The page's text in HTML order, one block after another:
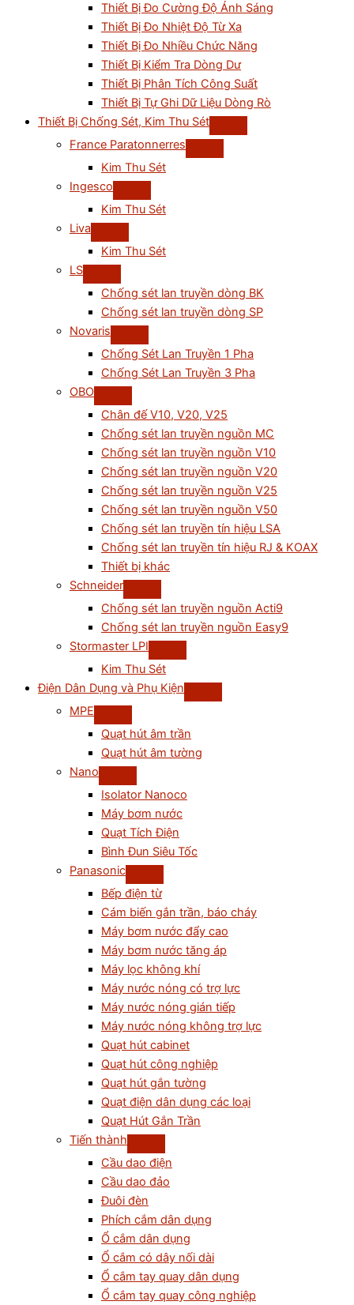
Thiết Bị Đo Cường Độ Ánh Sáng
Thiết Bị Đo Nhiệt Độ Từ Xa
Thiết Bị Đo Nhiều Chức Năng
Thiết Bị Kiểm Tra Dòng Dư
Thiết Bị Phân Tích Công Suất
Thiết Bị Tự Ghi Dữ Liệu Dòng Rò
Thiết Bị Chống Sét, Kim Thu Sét
France Paratonnerres
Kim Thu Sét
Ingesco
Kim Thu Sét
Liva
Kim Thu Sét
LS
Chống sét lan truyền dòng BK
Chống sét lan truyền dòng SP
Novaris
Chống Sét Lan Truyền 1 Pha
Chống Sét Lan Truyền 3 Pha
OBO
Chân đế V10, V20, V25
Chống sét lan truyền nguồn MC
Chống sét lan truyền nguồn V10
Chống sét lan truyền nguồn V20
Chống sét lan truyền nguồn V25
Chống sét lan truyền nguồn V50
Chống sét lan truyền tín hiệu LSA
Chống sét lan truyền tín hiệu RJ & KOAX
Thiết bị khác
Schneider
Chống sét lan truyền nguồn Acti9
Chống sét lan truyền nguồn Easy9
Stormaster LPI
Kim Thu Sét
Điện Dân Dụng và Phụ Kiện
MPE
Quạt hút âm trần
Quạt hút âm tường
Nano
Isolator Nanoco
Máy bơm nước
Quạt Tích Điện
Bình Đun Siêu Tốc
Panasonic
Bếp điện từ
Cám biến gắn trần, báo cháy
Máy bơm nước đẩy cao
Máy bơm nước tăng áp
Máy lọc không khí
Máy nước nóng có trợ lực
Máy nước nóng gián tiếp
Máy nước nóng không trợ lực
Quạt hút cabinet
Quạt hút công nghiệp
Quạt hút gắn tường
Quạt điện dân dụng các loại
Quạt Hút Gắn Trần
Tiến thành
Cầu dao điện
Cầu dao đảo
Đuôi đèn
Phích cắm dân dụng
Ổ cắm dân dụng
Ổ cắm có dây nối dài
Ổ cắm tay quay dân dụng
Ổ cắm tay quay công nghiệp